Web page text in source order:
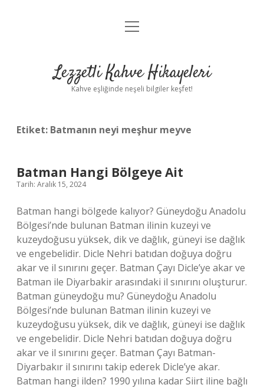
Anasayfa
Yasal Uyarı
menüyü
Lezzetli Kahve Hikayeleri
Kahve eşliğinde neşeli bilgiler keşfet!
Etiket: Batmanın neyi meşhur meyve
Batman Hangi Bölgeye Ait
Tarih: Aralık 15, 2024
Batman hangi bölgede kalıyor? Güneydoğu Anadolu
Bölgesi’nde bulunan Batman ilinin kuzeyi ve
kuzeydoğusu yüksek, dik ve dağlık, güneyi ise dağlık
ve engebelidir. Dicle Nehri batıdan doğuya doğru
akar ve il sınırını geçer. Batman Çayı Dicle’ye akar ve
Batman ile Diyarbakir arasındaki il sınırını oluşturur.
Batman güneydoğu mu? Güneydoğu Anadolu
Bölgesi’nde bulunan Batman ilinin kuzeyi ve
kuzeydoğusu yüksek, dik ve dağlık, güneyi ise dağlık
ve engebelidir. Dicle Nehri batıdan doğuya doğru
akar ve il sınırını geçer. Batman Çayı Batman-
Diyarbakır il sınırını takip ederek Dicle’ye akar.
Batman hangi ilden? 1990 yılına kadar Siirt iline bağlı